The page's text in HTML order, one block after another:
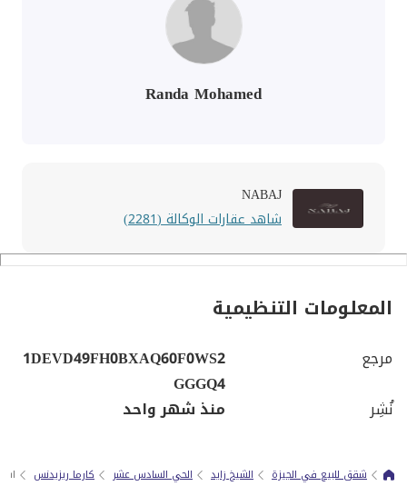
Randa Mohamed
NABAJ
شاهد عقارات الوكالة (2281)
المعلومات التنظيمية
مرجع
1DEVD49FH0BXAQ60F0WS2
GGGQ4
نُشِر
منذ شهر واحد
شقق للبيع في الجيزة الشيخ زايد الحي السادس عشر كارما ريزيدنس استثمر